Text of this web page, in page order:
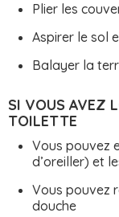
Plier les
Aspirer le sol
Balayer la
SI VOUS AVEZ
TOILETTE
Vous pouvez
d’oreiller) et
Vous pouvez
douche